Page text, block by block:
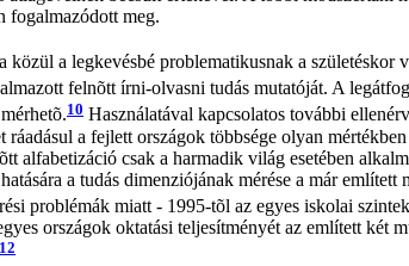
fogalmazódott meg.
a legkevésbé problematikusnak a születéskor
felnõtt írni-olvasni tudás mutatóját. A
10 Használatával kapcsolatos további
ráadásul a fejlett országok többsége olyan
alfabetizáció csak a harmadik világ esetében
a tudás dimenziójának mérése a már
problémák miatt - 1995-tõl az egyes iskolai
országok oktatási teljesítményét az említett
12